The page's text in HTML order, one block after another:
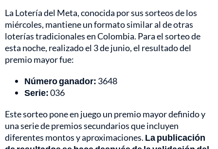
La Lotería del Meta, conocida por sus sorteos de los
miércoles, mantiene un formato similar al de otras
loterías tradicionales en Colombia. Para el sorteo de
esta noche, realizado el 3 de junio, el resultado del
premio mayor fue:
Número ganador: 3648
Serie:036
Este sorteo pone en juego un premio mayor definido y
una serie de premios secundarios que incluyen
diferentes montos y aproximaciones. La publicación